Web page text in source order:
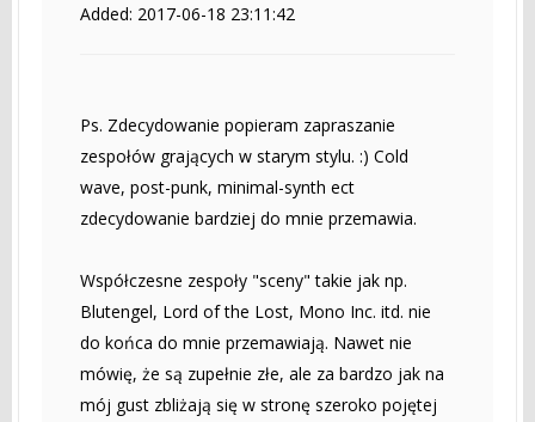
Added: 2017-06-18 23:11:42
Ps. Zdecydowanie popieram zapraszanie
zespołów grających w starym stylu. :) Cold
wave, post-punk, minimal-synth ect
zdecydowanie bardziej do mnie przemawia.
Współczesne zespoły "sceny" takie jak np.
Blutengel, Lord of the Lost, Mono Inc. itd. nie
do końca do mnie przemawiają. Nawet nie
mówię, że są zupełnie złe, ale za bardzo jak na
mój gust zbliżają się w stronę szeroko pojętej